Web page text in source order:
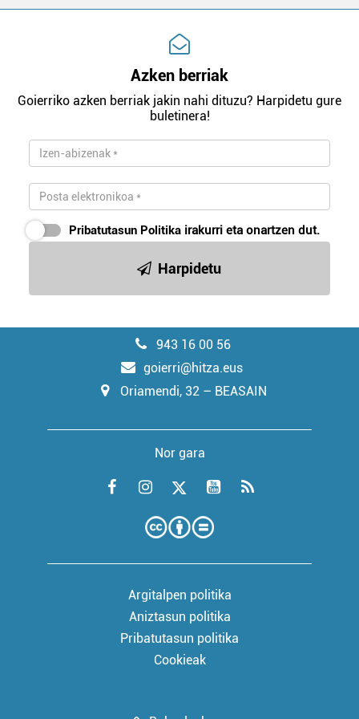
Azken berriak
Goierriko azken berriak jakin nahi dituzu? Harpidetu gure
buletinera!
Pribatutasun Politika irakurri eta onartzen dut.
Harpidetu
943 16 00 56
goierri@hitza.eus
Oriamendi, 32 – BEASAIN
Nor gara
Argitalpen politika
Aniztasun politika
Pribatutasun politika
Cookieak